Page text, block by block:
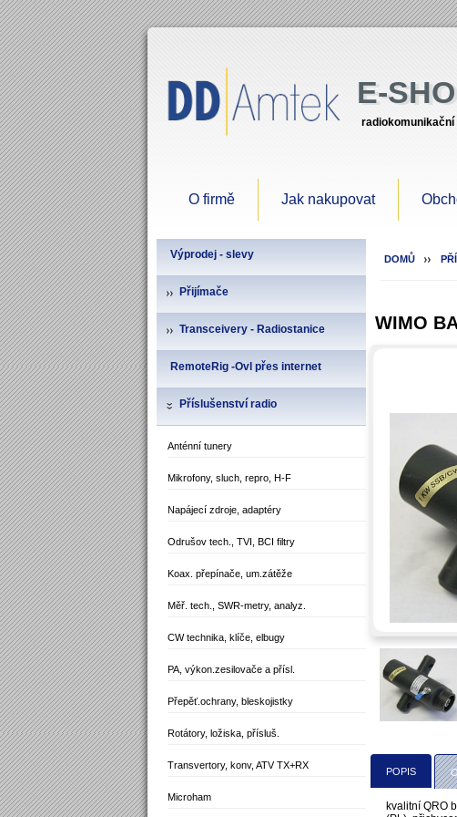
E-
O firmě Jak nakupovat
Výprodej - slevy
Přijímače
Transceivery - Radiostanice
RemoteRig -Ovl přes internet
Příslušenství radio
Anténní tunery
Mikrofony, sluch, repro, H-F
Napájecí zdroje, adaptéry
Odrušov tech., TVI, BCI filtry
Koax. přepínače, um.zátěže
Měř. tech., SWR-metry, analyz.
CW technika, klíče, elbugy
PA, výkon.zesilovače a přísl.
Přepěť.ochrany, bleskojistky
Rotátory, ložiska, přísluš.
Transvertory, konv, ATV TX+RX
Microham
DOMŮ
WIMO
POPIS
kvalitní QRO